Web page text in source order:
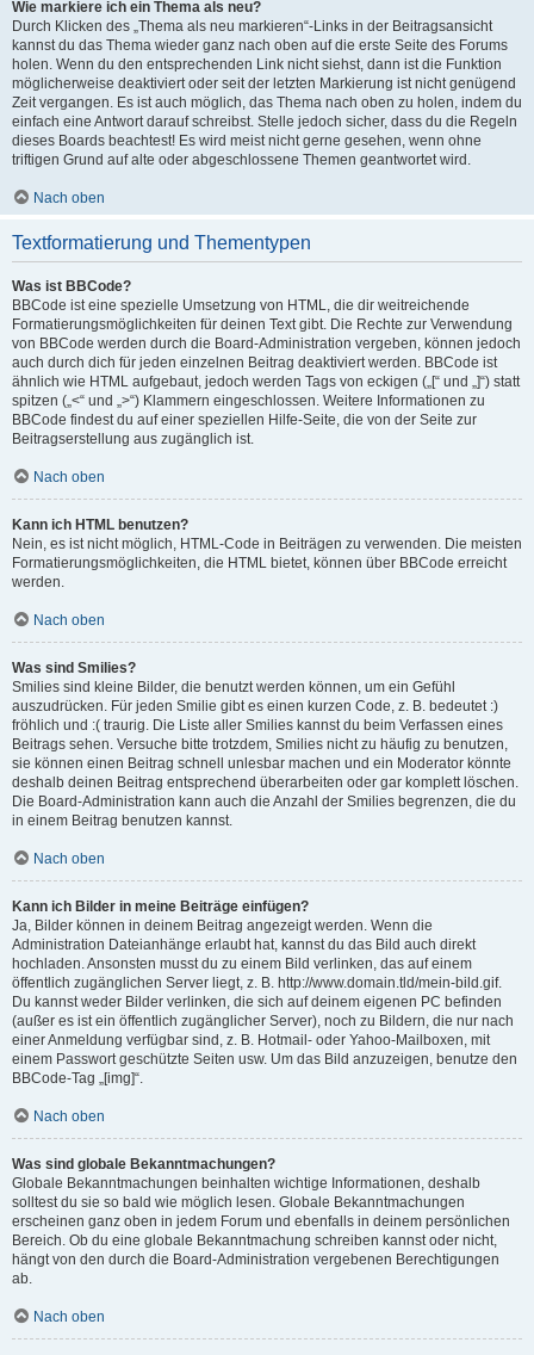
Wie markiere ich ein Thema als neu?
Durch Klicken des „Thema als neu markieren“-Links in der Beitragsansicht
kannst du das Thema wieder ganz nach oben auf die erste Seite des Forums
holen. Wenn du den entsprechenden Link nicht siehst, dann ist die Funktion
möglicherweise deaktiviert oder seit der letzten Markierung ist nicht genügend
Zeit vergangen. Es ist auch möglich, das Thema nach oben zu holen, indem du
einfach eine Antwort darauf schreibst. Stelle jedoch sicher, dass du die Regeln
dieses Boards beachtest! Es wird meist nicht gerne gesehen, wenn ohne
triftigen Grund auf alte oder abgeschlossene Themen geantwortet wird.
Nach oben
Textformatierung und Thementypen
Was ist BBCode?
BBCode ist eine spezielle Umsetzung von HTML, die dir weitreichende
Formatierungsmöglichkeiten für deinen Text gibt. Die Rechte zur Verwendung
von BBCode werden durch die Board-Administration vergeben, können jedoch
auch durch dich für jeden einzelnen Beitrag deaktiviert werden. BBCode ist
ähnlich wie HTML aufgebaut, jedoch werden Tags von eckigen („[“ und „]“) statt
spitzen („<“ und „>“) Klammern eingeschlossen. Weitere Informationen zu
BBCode findest du auf einer speziellen Hilfe-Seite, die von der Seite zur
Beitragserstellung aus zugänglich ist.
Nach oben
Kann ich HTML benutzen?
Nein, es ist nicht möglich, HTML-Code in Beiträgen zu verwenden. Die meisten
Formatierungsmöglichkeiten, die HTML bietet, können über BBCode erreicht
werden.
Nach oben
Was sind Smilies?
Smilies sind kleine Bilder, die benutzt werden können, um ein Gefühl
auszudrücken. Für jeden Smilie gibt es einen kurzen Code, z. B. bedeutet :)
fröhlich und :( traurig. Die Liste aller Smilies kannst du beim Verfassen eines
Beitrags sehen. Versuche bitte trotzdem, Smilies nicht zu häufig zu benutzen,
sie können einen Beitrag schnell unlesbar machen und ein Moderator könnte
deshalb deinen Beitrag entsprechend überarbeiten oder gar komplett löschen.
Die Board-Administration kann auch die Anzahl der Smilies begrenzen, die du
in einem Beitrag benutzen kannst.
Nach oben
Kann ich Bilder in meine Beiträge einfügen?
Ja, Bilder können in deinem Beitrag angezeigt werden. Wenn die
Administration Dateianhänge erlaubt hat, kannst du das Bild auch direkt
hochladen. Ansonsten musst du zu einem Bild verlinken, das auf einem
öffentlich zugänglichen Server liegt, z. B. http://www.domain.tld/mein-bild.gif.
Du kannst weder Bilder verlinken, die sich auf deinem eigenen PC befinden
(außer es ist ein öffentlich zugänglicher Server), noch zu Bildern, die nur nach
einer Anmeldung verfügbar sind, z. B. Hotmail- oder Yahoo-Mailboxen, mit
einem Passwort geschützte Seiten usw. Um das Bild anzuzeigen, benutze den
BBCode-Tag „[img]“.
Nach oben
Was sind globale Bekanntmachungen?
Globale Bekanntmachungen beinhalten wichtige Informationen, deshalb
solltest du sie so bald wie möglich lesen. Globale Bekanntmachungen
erscheinen ganz oben in jedem Forum und ebenfalls in deinem persönlichen
Bereich. Ob du eine globale Bekanntmachung schreiben kannst oder nicht,
hängt von den durch die Board-Administration vergebenen Berechtigungen
ab.
Nach oben